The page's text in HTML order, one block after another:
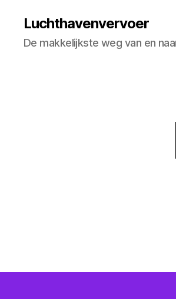
Luchthavenvervoer
De makkelijkste weg van en